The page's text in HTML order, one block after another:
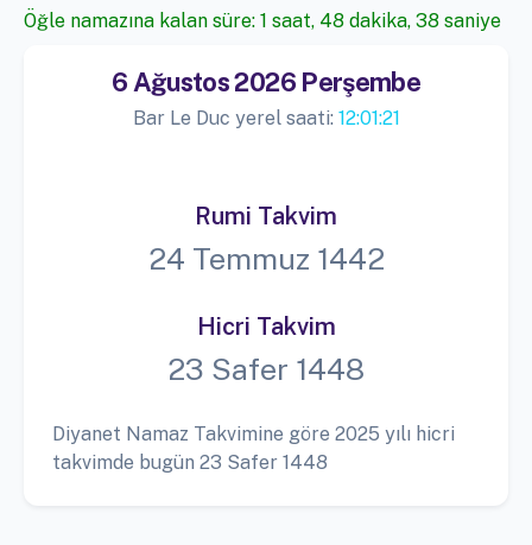
Öğle namazına kalan süre: 1 saat, 48 dakika, 37 saniye
6 Ağustos 2026 Perşembe
Bar Le Duc yerel saati: 12:01:22
Rumi Takvim
24 Temmuz 1442
Hicri Takvim
23 Safer 1448
Diyanet Namaz Takvimine göre 2025 yılı hicri
takvimde bugün 23 Safer 1448